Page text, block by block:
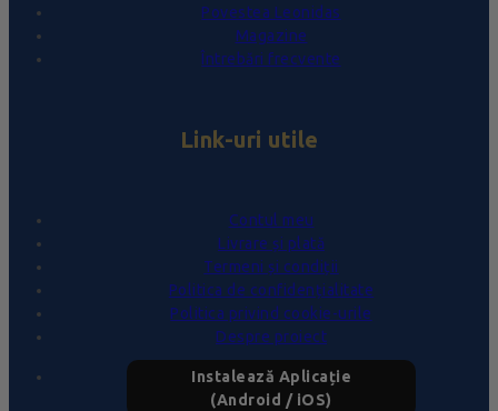
Povestea Leonidas
Magazine
Întrebări frecvente
Link-uri utile
Contul meu
Livrare și plată
Termeni și condiții
Politica de confidențialitate
Politica privind cookie-urile
Despre proiect
Instalează Aplicație
(Android / iOS)